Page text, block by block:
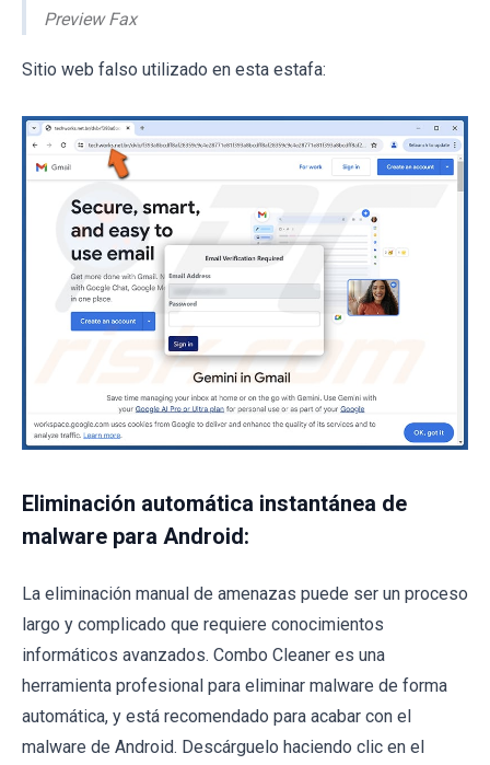
Preview Fax
Sitio web falso utilizado en esta estafa:
Eliminación automática instantánea de
malware para Android:
La eliminación manual de amenazas puede ser un proceso
largo y complicado que requiere conocimientos
informáticos avanzados. Combo Cleaner es una
herramienta profesional para eliminar malware de forma
automática, y está recomendado para acabar con el
malware de Android. Descárguelo haciendo clic en el